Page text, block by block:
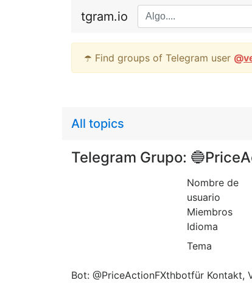
tgram.io
☂️ Find groups of Telegram user @
All topics
Telegram Grupo:
Nombre de
usuario
Miembros
Idioma
Tema
Bot: @PriceActionFXthbotfür Kontakt,